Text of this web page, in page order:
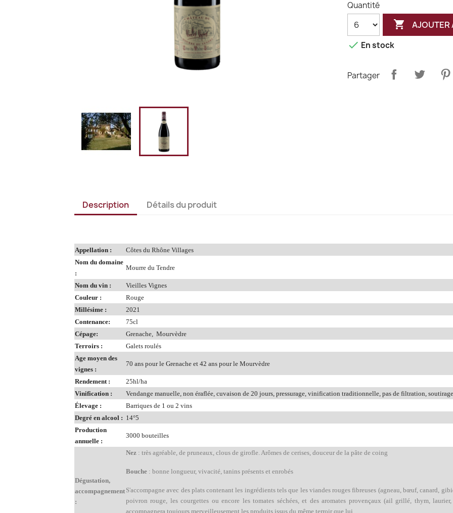
Quantité
 AJOUTER
 En stock
Partager
Description Détails du produit
Appellation :
Côtes du Rhône Villages
Nom du domaine
:
Mourre du Tendre
Nom du vin :
Vieilles Vignes
Couleur :
Rouge
Millésime :
2021
Contenance:
75cl
Cépage:
Grenache, Mourvèdre
Terroirs :
Galets roulés
Age moyen des
vignes :
70 ans pour le Grenache et 42 ans pour le Mourvèdre
Rendement :
25hl/ha
Vinification :
Vendange manuelle, non éraflée, cuvaison de 20 jours, pressurage, vinification traditionnelle, pas de filtration,
Élevage :
Barriques de 1 ou 2 vins
Degré en alcool : 14°5
Production
annuelle :
3000 bouteilles
Dégustation,
accompagnement
:
Nez : très agréable, de pruneaux, clous de girofle. Arômes de cerises, douceur de la pâte de coing
Bouche : bonne longueur, vivacité, tanins présents et enrobés
S'accompagne avec des plats contenant les ingrédients tels que les viandes rouges fibreuses (agneau, bœuf, canard,
poivron rouge, les courgettes ou encore les tomates séchées, et des aromates provençaux (ail grillé, thym,
accompagnera toujours merveilleusement les produits issus du même terroir que lui